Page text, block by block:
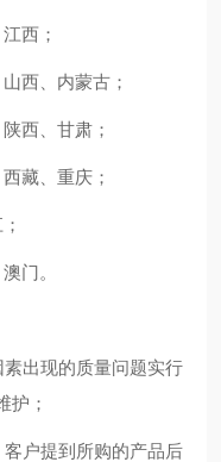
西；
西、内蒙古；
西、甘肃；
藏、重庆；
门。
出现的质量问题实行
护；
户提到所购的产品后